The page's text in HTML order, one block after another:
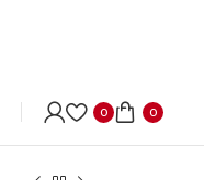
0 0